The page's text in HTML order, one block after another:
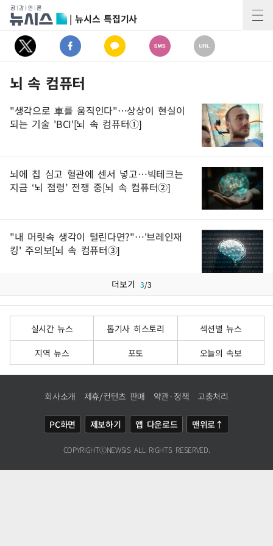
| 뉴시스 특집기사
뇌 속 컴퓨터
"생각으로 車를 움직인다"…상상이 현실이
되는 기술 'BCI'[뇌 속 컴퓨터①]
뇌에 칩 심고 혈관에 센서 넣고…빅테크는
지금 ‘뇌 점령’ 전쟁 중[뇌 속 컴퓨터②]
"내 머릿속 생각이 털린다면?"…'브레인재
킹' 주의보[뇌 속 컴퓨터③]
더보기 3/3
실시간 뉴스 톱기사 히스토리
섹션별 뉴스
지역 뉴스
포토 오늘의 속보
회사소개 제휴/컨텐츠 판매 약관·정책 고충처리
PC화면 제보하기 앱 다운로드 맨위로↑
COPYRIGHTⓒNEWSISALL RIGHTS RESERVED.